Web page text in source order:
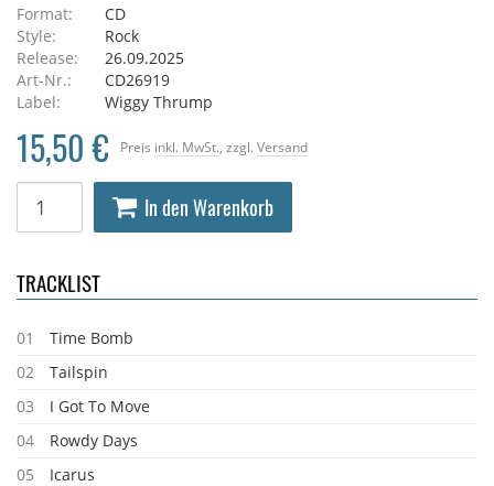
Format:
CD
Style:
Rock
Release:
26.09.2025
Art-Nr.:
CD26919
Label:
Wiggy Thrump
Preis inkl. MwSt. , zzgl. Versand
15,50 €
In den Warenkorb
TRACKLIST
01
Time Bomb
02
Tailspin
03
I Got To Move
04
Rowdy Days
05
Icarus